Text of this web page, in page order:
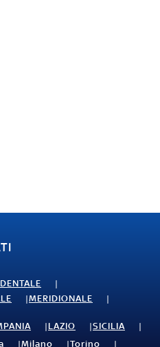
MERIDIONALE
LAZIO
SICILIA
Milano
Torino